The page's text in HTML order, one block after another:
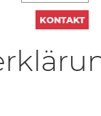
KONTAKT